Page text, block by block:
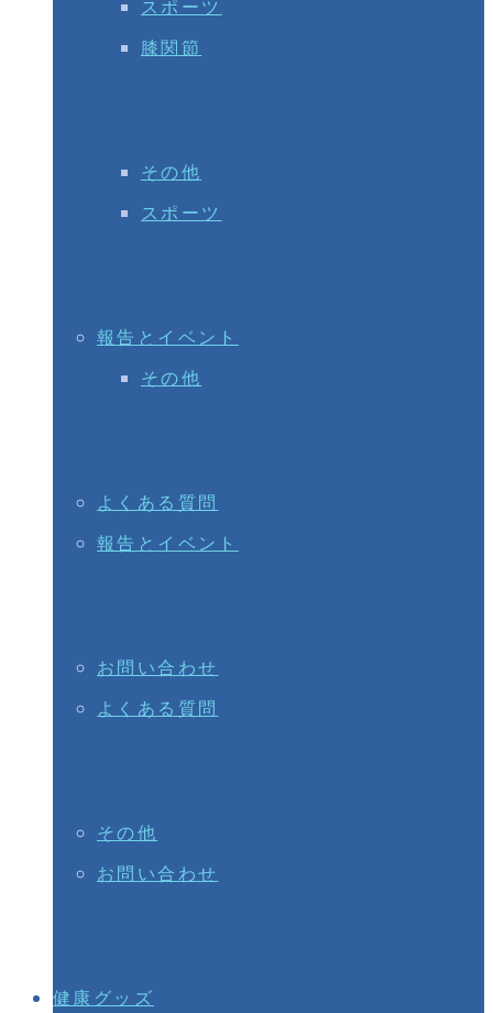
スポーツ
その他
報告とイベント
よくある質問
お問い合わせ
その他
健康グッズ
膝関節
スポーツ
その他
報告とイベント
よくある質問
お問い合わせ